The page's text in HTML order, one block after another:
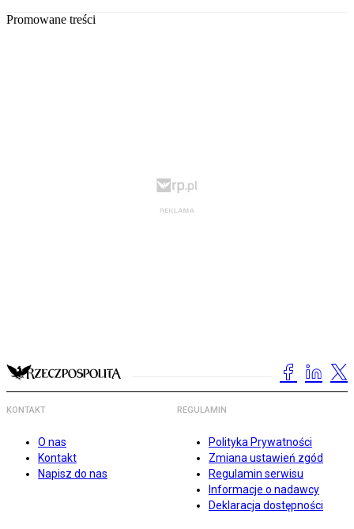
Promowane treści
KONTAKT
O nas
Kontakt
Napisz do nas
REGULAMIN
Polityka Prywatności
Zmiana ustawień zgód
Regulamin serwisu
Informacje o nadawcy
Deklaracja dostępności